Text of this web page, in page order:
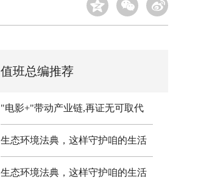
值班总编推荐
"电影+"带动产业链,再证无可取代
生态环境法典，这样守护咱的生活
生态环境法典，这样守护咱的生活